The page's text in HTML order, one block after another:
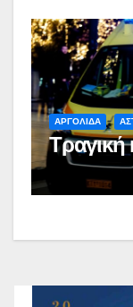
ΑΡΓΟΛΙΔΑ
Τραγική